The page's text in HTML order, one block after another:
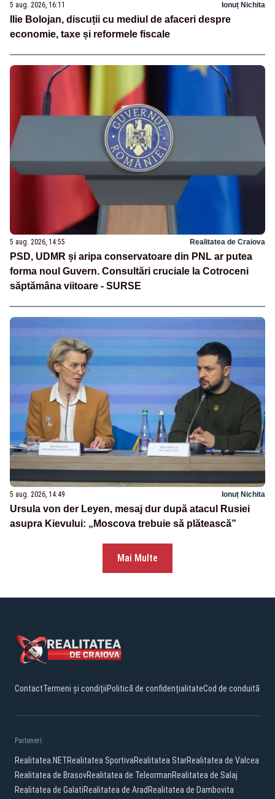
5 aug. 2026, 16:11 Ionuț Nichita
Ilie Bolojan, discuții cu mediul de afaceri despre
economie, taxe și reformele fiscale
5 aug. 2026, 14:55 Realitatea de Craiova
PSD, UDMR și aripa conservatoare din PNL ar putea
forma noul Guvern. Consultări cruciale la Cotroceni
săptămâna viitoare - SURSE
5 aug. 2026, 14:49 Ionuț Nichita
Ursula von der Leyen, mesaj dur după atacul Rusiei
asupra Kievului: „Moscova trebuie să plătească”
Mai Multe
ContactTermeni și condițiiPolitică de confidențialitateCod de conduită
Parteneri:
Realitatea.NETRealitatea SportivaRealitatea StarRealitatea de Valcea
Realitatea de BrasovRealitatea de TeleormanRealitatea de Salaj
Realitatea de GalatiRealitatea de Arad Realitatea de Dambovita